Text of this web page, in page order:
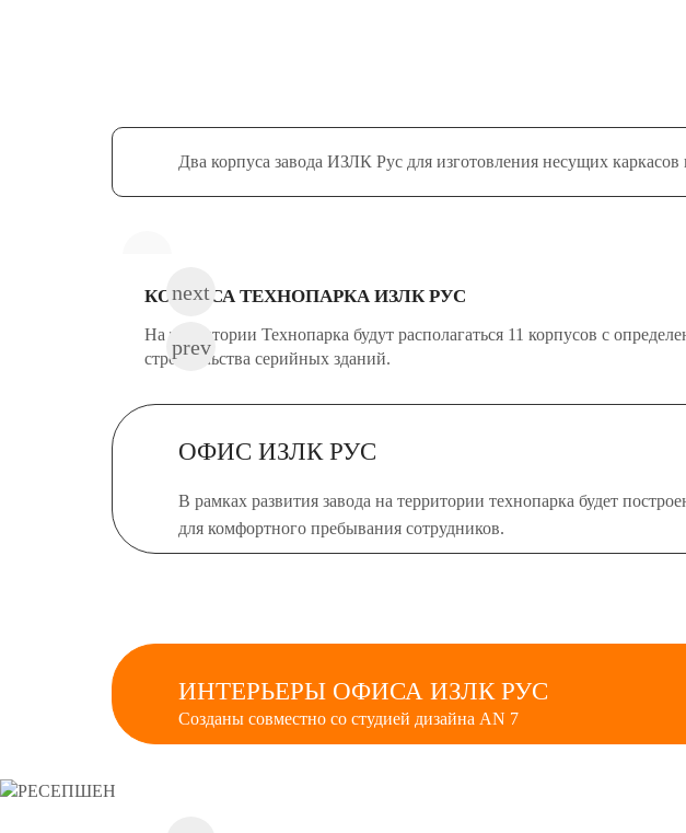
Два корпуса завода ИЗЛК Рус для изготовления несущих
КОРПУСА ТЕХНОПАРКА ИЗЛК РУС
На территории Технопарка будут располагаться 11 корпусов с
строительства серийных зданий.
ОФИС ИЗЛК РУС
В рамках развития завода на территории технопарка будет
для комфортного пребывания сотрудников.
ИНТЕРЬЕРЫ ОФИСА ИЗЛК РУС
Созданы совместно со студией дизайна AN 7